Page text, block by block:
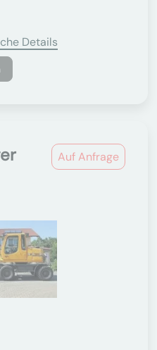
Details
Auf Anfrage